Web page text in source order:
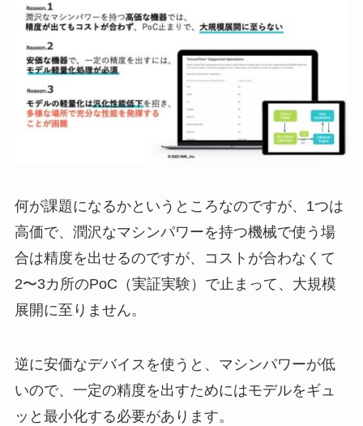
何が課題になるかというところなのですが、1つは
高価で、潤沢なマシンパワーを持つ機械で使う場
合は精度を出せるのですが、コストが合わなくて
2〜3カ所のPoC（実証実験）で止まって、大規模
展開に至りません。
逆に安価なデバイスを使うと、マシンパワーが低
いので、一定の精度を出すためにはモデルをギュ
ッと最小化する必要があります。